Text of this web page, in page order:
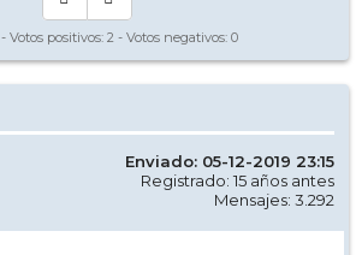
- Votos positivos: 2 - Votos negativos: 0
Enviado: 05-12-2019 23:15
Registrado: 15 años antes
Mensajes: 3.292